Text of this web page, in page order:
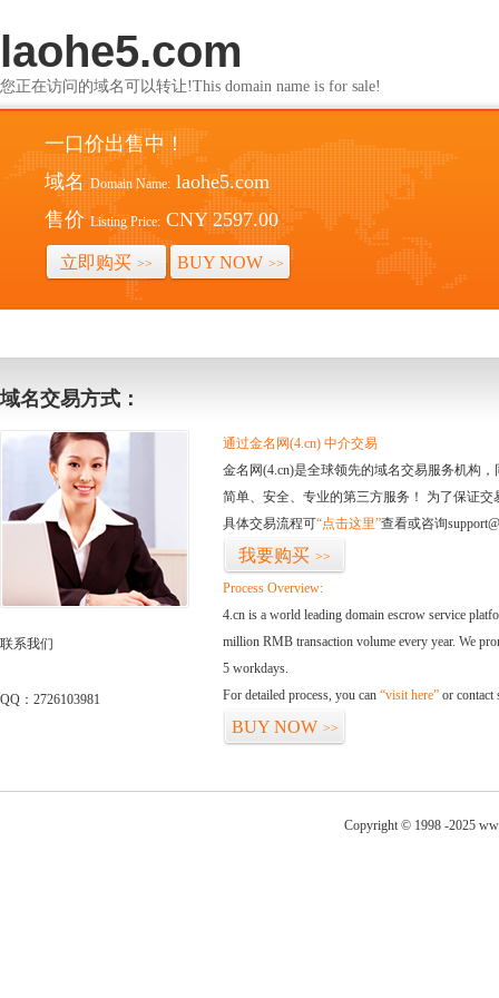
laohe5.com
您正在访问的域名可以转让!This domain name is for sale!
一口价出售中！
域名 Domain Name: laohe5.com
售价 Listing Price: CNY 2597.00
立即购买 >> BUY NOW >>
域名交易方式：
联系我们
QQ：2726103981
通过金名网(4.cn) 中介交易
金名网(4.cn)是全球领先的域名交易服务机构
简单、安全、专业的第三方服务！ 为了保证
具体交易流程可“点击这里”查看或咨询
我要购买 >>
Process Overview:
4.cn is a world leading domain escrow service
million RMB transaction volume every year. We
5 workdays.
For detailed process, you can “visit here” or contact
BUY NOW >>
Copyright © 1998 -2025